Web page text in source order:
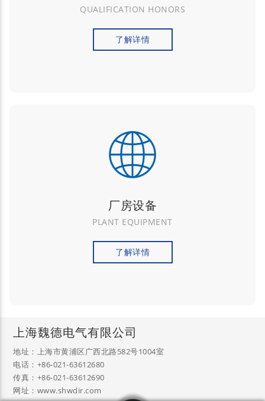
QUALIFICATION HONORS
了解详情
厂房设备
PLANT EQUIPMENT
了解详情
上海魏德电气有限公司
地址：上海市黄浦区广西北路582号1004室
电话：+86-021-63612680
传真：+86-021-63612690
网址：www.shwdir.com